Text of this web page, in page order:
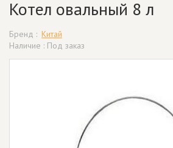
Котел овальный 8 л
Бренд : Китай
Наличие : Под заказ